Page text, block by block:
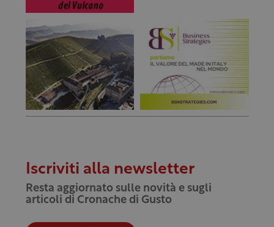
Iscriviti alla newsletter
Resta aggiornato sulle novità e sugli
articoli di Cronache di Gusto